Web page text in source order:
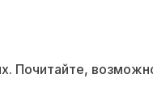
Почитайте,